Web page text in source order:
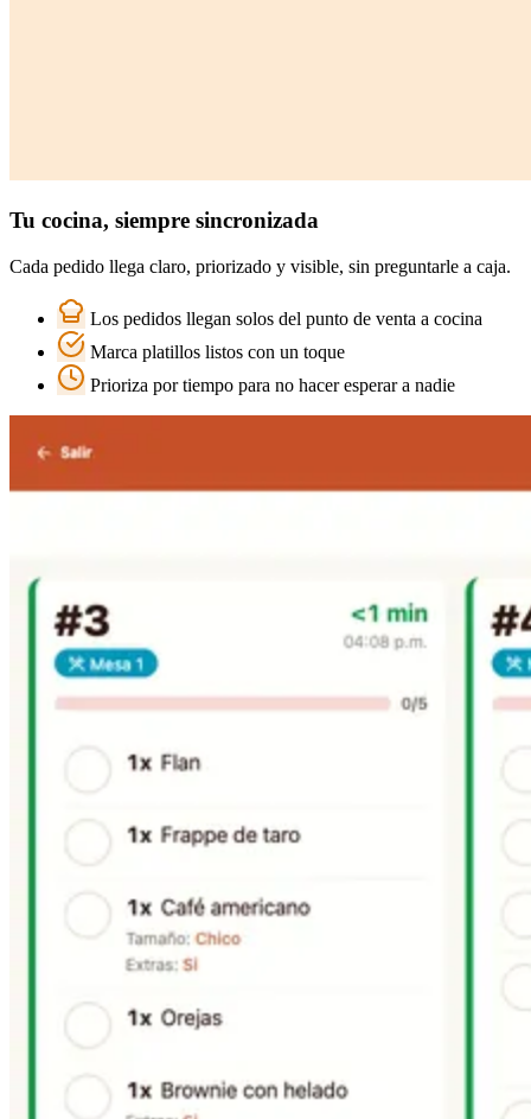
Tu cocina, siempre sincronizada
Cada pedido llega claro, priorizado y visible, sin preguntarle a caja.
Los pedidos llegan solos del punto de venta a cocina
Marca platillos listos con un toque
Prioriza por tiempo para no hacer esperar a nadie